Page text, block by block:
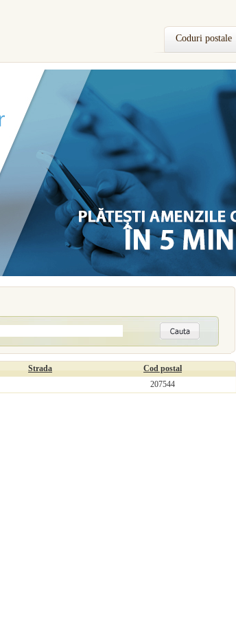
Coduri postale
Strada
Cod postal
207544